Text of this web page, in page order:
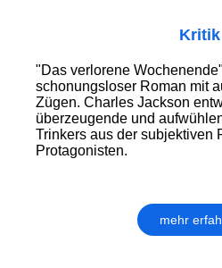
Kritik
"Das verlorene
schonungsloser Roman mit
Zügen. Charles Jackson
überzeugende und
Trinkers aus der subjektiven
Protagonisten.
mehr